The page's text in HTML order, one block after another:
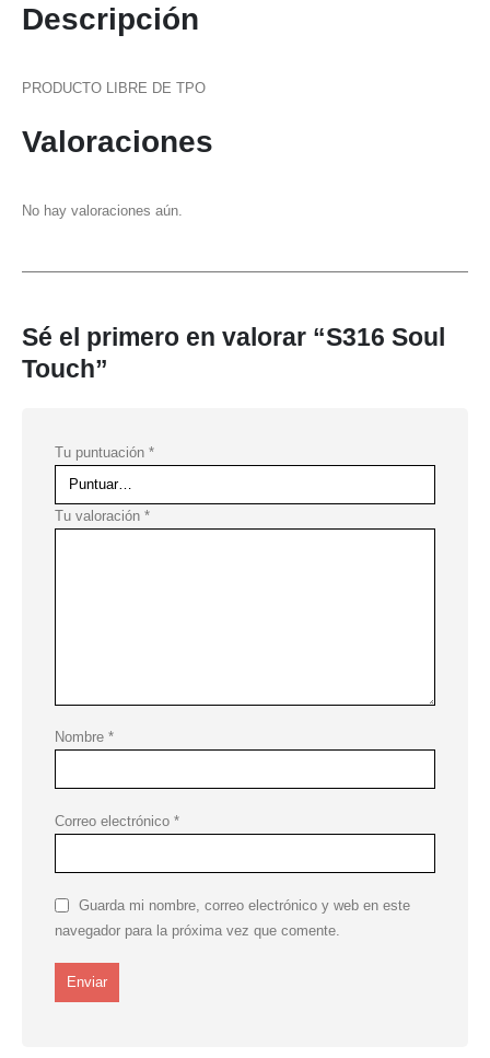
Descripción
PRODUCTO LIBRE DE TPO
Valoraciones
No hay valoraciones aún.
Sé el primero en valorar “S316 Soul
Touch”
Tu puntuación *
Tu valoración *
Nombre *
Correo electrónico *
Guarda mi nombre, correo electrónico y web en este
navegador para la próxima vez que comente.